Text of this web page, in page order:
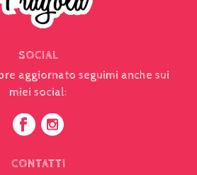
SOCIAL
aggiornato seguimi anche sui
miei social:
CONTATTI